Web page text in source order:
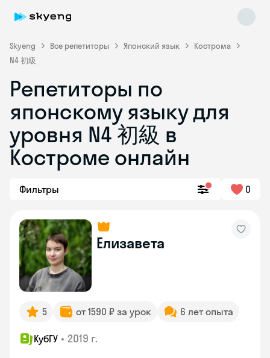
Skyeng Все репетиторы Японский язык
Кострома
N4 初級
Репетиторы по
японскому языку для
уровня N4 初級 в
Костроме онлайн
Фильтры 0
Елизавета
5 от 1590 ₽ за урок 6 лет опыта
КубГУ • 2019 г.
Skyeng Chat
online